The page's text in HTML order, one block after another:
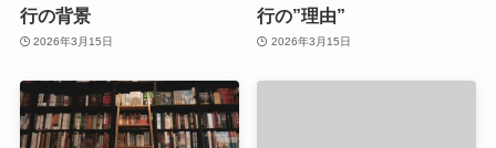
行の背景
2026年3月15日
行の”理由”
2026年3月15日